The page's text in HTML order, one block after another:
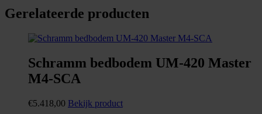
Gerelateerde producten
Schramm bedbodem UM-420 Master
M4-SCA
€5.418,00 Bekijk product